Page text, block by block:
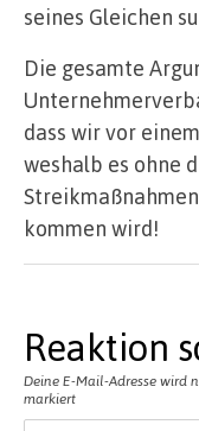
seines Gleichen
Die gesamte
dass wir vor
weshalb es ohne
kommen wird!
Reaktion
Deine E-Mail-Adresse wird
markiert